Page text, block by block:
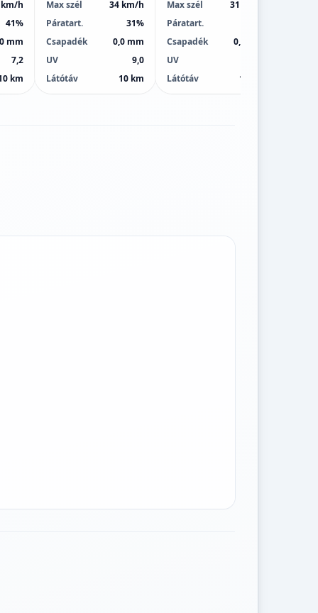
km/h
41%
mm
7,2
km
Max szél
34 km/h
Páratart.
31%
Csapadék
0,0 mm
UV
9,0
Látótáv
10 km
Max szél
31 km/h
Páratart.
Csapadék
0,0 mm
UV
Látótáv
10 km